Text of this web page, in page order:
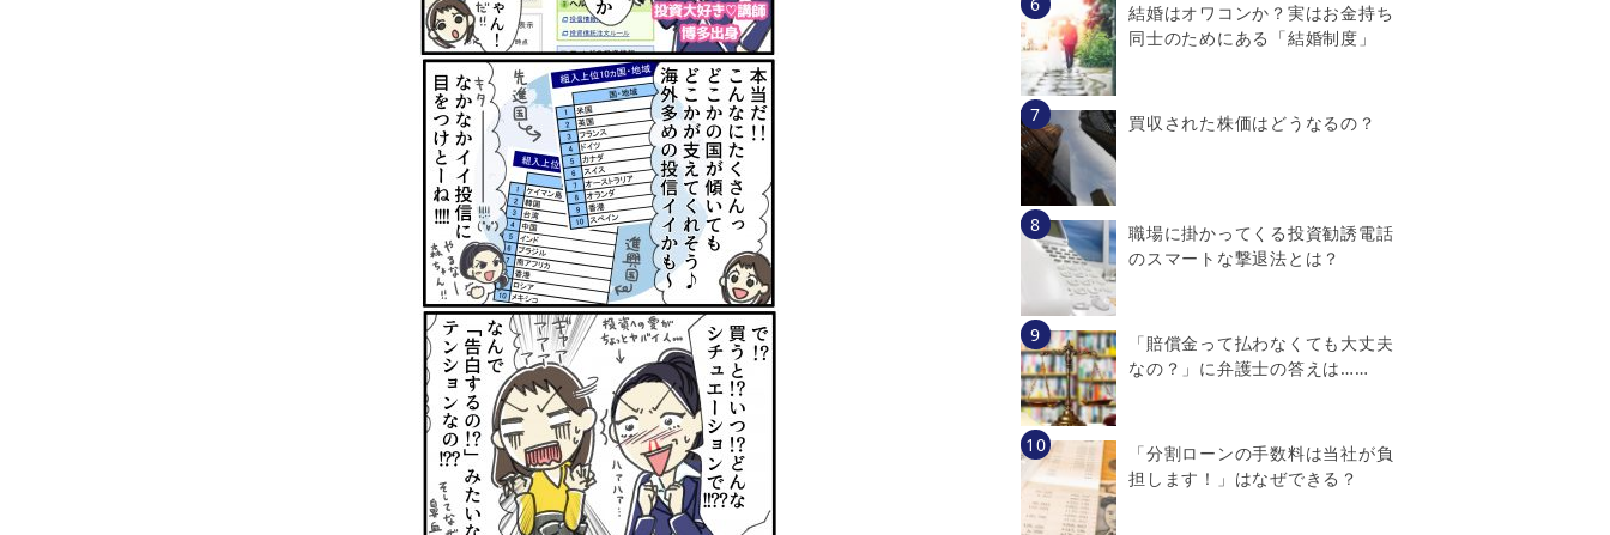
結婚はオワコンか？実はお金持ち
同士のためにある「結婚制度」
買収された株価はどうなるの？
職場に掛かってくる投資勧誘電話
のスマートな撃退法とは？
「賠償金って払わなくても大丈夫
なの？」に弁護士の答えは……
「分割ローンの手数料は当社が負
担します！」はなぜできる？